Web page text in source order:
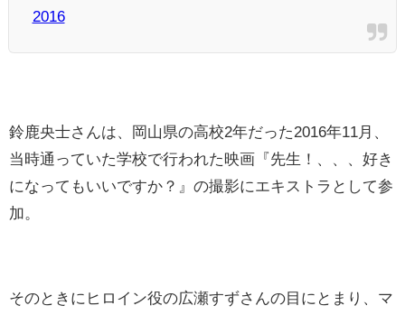
2016
鈴鹿央士さんは、岡山県の高校2年だった2016年11月、
当時通っていた学校で行われた映画『先生！、、、好き
になってもいいですか？』の撮影にエキストラとして参
加。
そのときにヒロイン役の広瀬すずさんの目にとまり、マ